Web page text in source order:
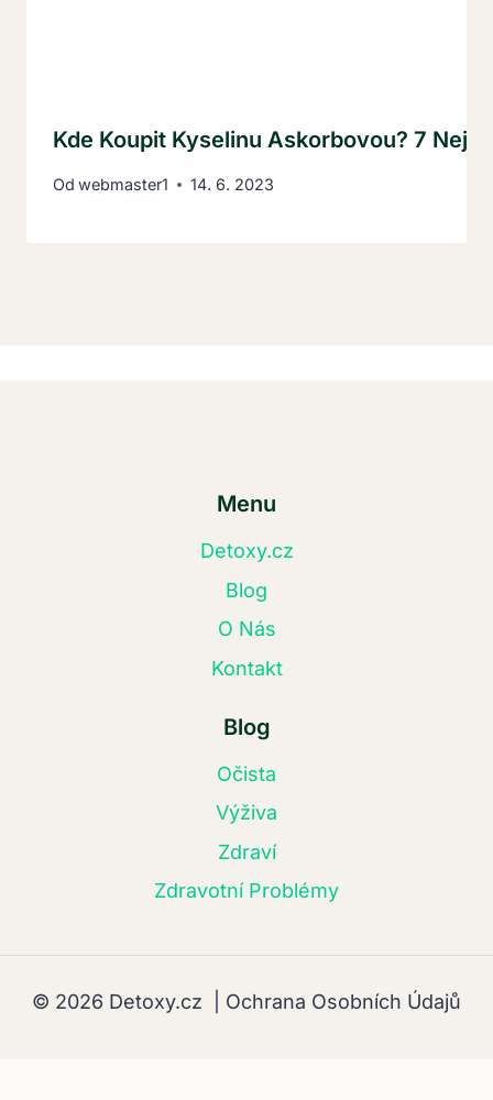
Kde Koupit Kyselinu Askorbovou? 7
Od webmaster1 14. 6. 2023
Menu
Detoxy.cz
Blog
O Nás
Kontakt
Blog
Očista
Výživa
Zdraví
Zdravotní Problémy
© 2026 Detoxy.cz | Ochrana Osobních Údajů